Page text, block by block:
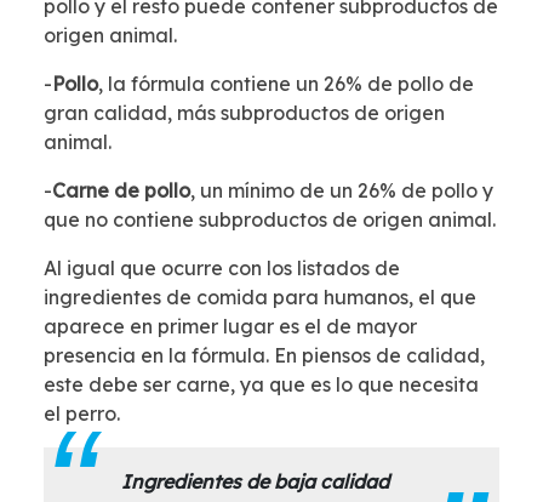
pollo y el resto puede contener subproductos de
origen animal.
-Pollo, la fórmula contiene un 26% de pollo de
gran calidad, más subproductos de origen
animal.
-Carne de pollo, un mínimo de un 26% de pollo y
que no contiene subproductos de origen animal.
Al igual que ocurre con los listados de
ingredientes de comida para humanos, el que
aparece en primer lugar es el de mayor
presencia en la fórmula. En piensos de calidad,
este debe ser carne, ya que es lo que necesita
el perro.
Ingredientes de baja calidad